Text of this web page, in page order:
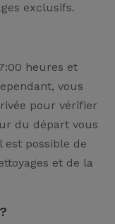
exclusifs.
heures et
vous
pour vérifier
du départ vous
est possible de
et de la